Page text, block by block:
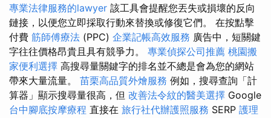
專業法律服務的lawyer 該工具會提醒您丟失或損壞的反向
鏈接，以便您立即採取行動來替換或修復它們。 在按點擊
付費 筋師傅療法 (PPC) 企業記帳高效服務 廣告中，短關鍵
字往往價格昂貴且具有競爭力。 專業偵探公司推薦 桃園搬
家便利選擇 高搜尋量關鍵字的排名並不總是會為您的網站
帶來大量流量。 苗栗高品質外燴服務 例如，搜尋查詢「計
算器」顯示搜尋量很高，但 改善法令紋的醫美選擇 Google
台中腳底按摩療程 直接在 旅行社代辦護照服務 SERP 護理